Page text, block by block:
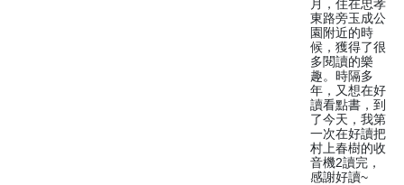
月，住在忠孝
東路旁玉成公
園附近的時
候，獲得了很
多閱讀的樂
趣。時隔多
年，又想在好
讀看點書，到
了今天，我第
一次在好讀把
村上春樹的收
音機2讀完，
感謝好讀~